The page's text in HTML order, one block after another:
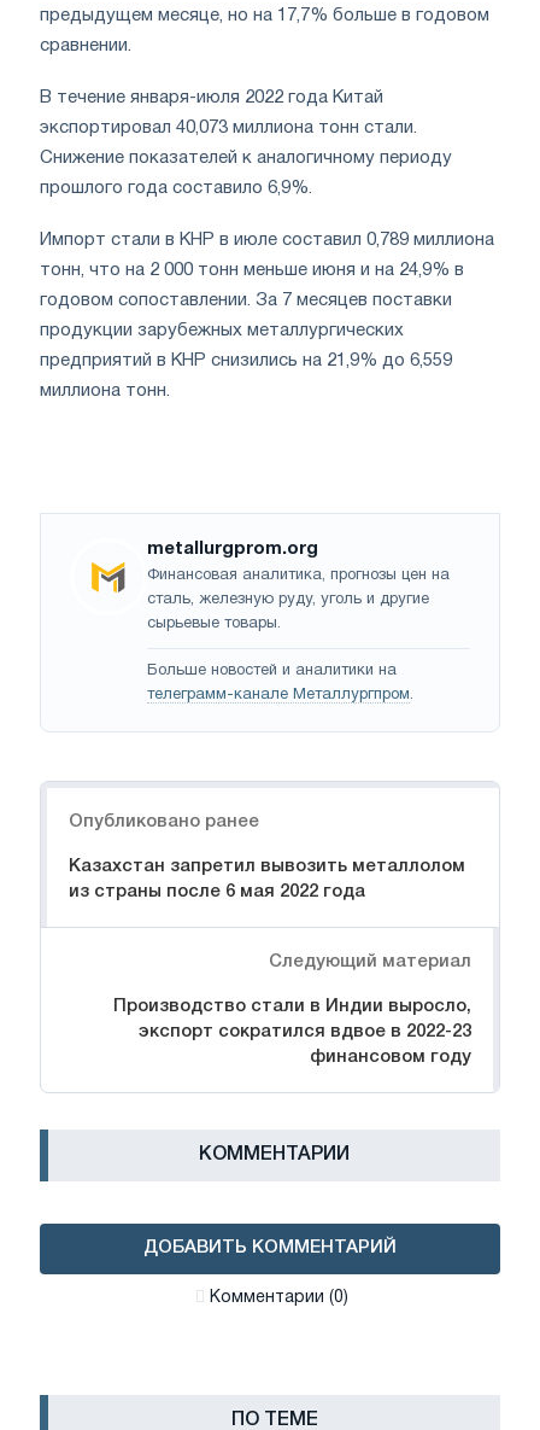
предыдущем месяце, но на 17,7% больше в годовом
сравнении.
В течение января-июля 2022 года Китай
экспортировал 40,073 миллиона тонн стали.
Снижение показателей к аналогичному периоду
прошлого года составило 6,9%.
Импорт стали в КНР в июле составил 0,789 миллиона
тонн, что на 2 000 тонн меньше июня и на 24,9% в
годовом сопоставлении. За 7 месяцев поставки
продукции зарубежных металлургических
предприятий в КНР снизились на 21,9% до 6,559
миллиона тонн.
metallurgprom.org
Финансовая аналитика, прогнозы цен на
сталь, железную руду, уголь и другие
сырьевые товары.
Больше новостей и аналитики на
телеграмм-канале Металлургпром.
Опубликовано ранее
Казахстан запретил вывозить металлолом
из страны после 6 мая 2022 года
Следующий материал
Производство стали в Индии выросло,
экспорт сократился вдвое в 2022-23
финансовом году
КОММЕНТАРИИ
ДОБАВИТЬ КОММЕНТАРИЙ
Комментарии (0)
ПО ТЕМЕ